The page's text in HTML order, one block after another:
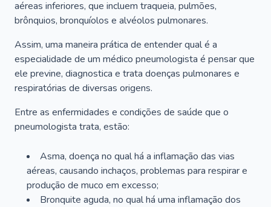
aéreas inferiores, que incluem traqueia, pulmões,
brônquios, bronquíolos e alvéolos pulmonares.
Assim, uma maneira prática de entender qual é a
especialidade de um médico pneumologista é pensar que
ele previne, diagnostica e trata doenças pulmonares e
respiratórias de diversas origens.
Entre as enfermidades e condições de saúde que o
pneumologista trata, estão:
Asma, doença no qual há a inflamação das vias
aéreas, causando inchaços, problemas para respirar e
produção de muco em excesso;
Bronquite aguda, no qual há uma inflamação dos